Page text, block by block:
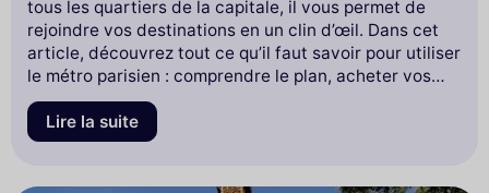
tous les quartiers de la capitale, il vous permet de
rejoindre vos destinations en un clin d’œil. Dans cet
article, découvrez tout ce qu’il faut savoir pour utiliser
le métro parisien : comprendre le plan, acheter vos
billets, éviter les pièges et profiter au mieux de vos
trajets dans la Ville Lumière.
Lire la suite